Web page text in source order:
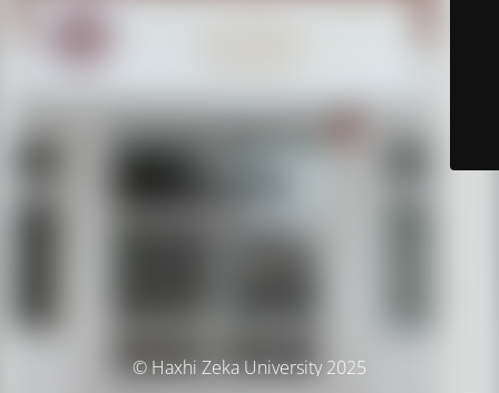
© Haxhi Zeka University 2025